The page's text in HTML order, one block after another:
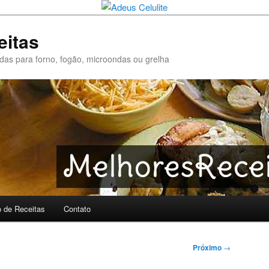
para forno, fogão, microondas ou grelha
de Receitas Contato
Próximo →